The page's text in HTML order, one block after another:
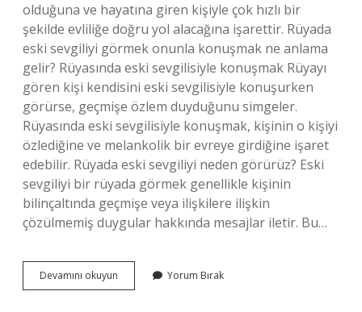
olduğuna ve hayatına giren kişiyle çok hızlı bir
şekilde evliliğe doğru yol alacağına işarettir. Rüyada
eski sevgiliyi görmek onunla konuşmak ne anlama
gelir? Rüyasında eski sevgilisiyle konuşmak Rüyayı
gören kişi kendisini eski sevgilisiyle konuşurken
görürse, geçmişe özlem duyduğunu simgeler.
Rüyasında eski sevgilisiyle konuşmak, kişinin o kişiyi
özlediğine ve melankolik bir evreye girdiğine işaret
edebilir. Rüyada eski sevgiliyi neden görürüz? Eski
sevgiliyi bir rüyada görmek genellikle kişinin
bilinçaltında geçmişe veya ilişkilere ilişkin
çözülmemiş duygular hakkında mesajlar iletir. Bu…
Devamını okuyun
Eski
Yorum Bırak